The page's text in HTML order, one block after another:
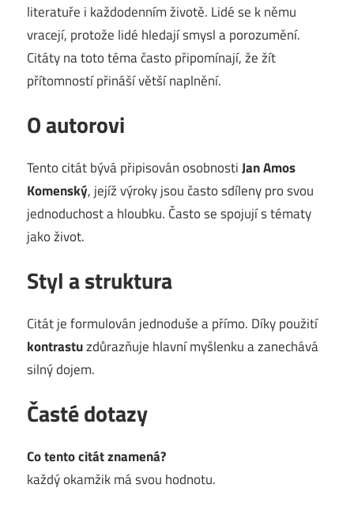
literatuře i každodenním životě. Lidé se k němu
vracejí, protože lidé hledají smysl a porozumění.
Citáty na toto téma často připomínají, že žít
přítomností přináší větší naplnění.
O autorovi
Tento citát bývá připisován osobnostiJan Amos
Komenský, jejíž výroky jsou často sdíleny pro svou
jednoduchost a hloubku. Často se spojují s tématy
jako život.
Styl a struktura
Citát je formulován jednoduše a přímo. Díky použití
kontrastuzdůrazňuje hlavní myšlenku a zanechává
silný dojem.
Časté dotazy
Co tento citát znamená?
každý okamžik má svou hodnotu.